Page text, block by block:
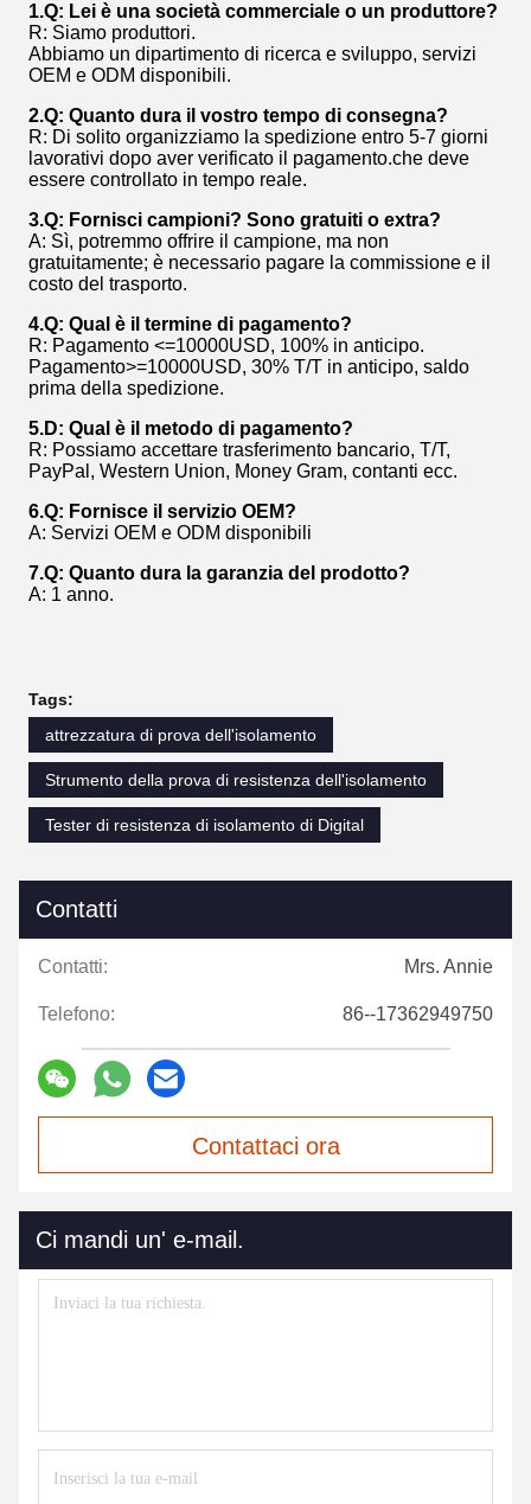
1.Q: Lei è una società commerciale o un produttore?
R: Siamo produttori.
Abbiamo un dipartimento di ricerca e sviluppo, servizi
OEM e ODM disponibili.
2.Q: Quanto dura il vostro tempo di consegna?
R: Di solito organizziamo la spedizione entro 5-7 giorni
lavorativi dopo aver verificato il pagamento.che deve
essere controllato in tempo reale.
3.Q: Fornisci campioni? Sono gratuiti o extra?
A: Sì, potremmo offrire il campione, ma non
gratuitamente; è necessario pagare la commissione e il
costo del trasporto.
4.Q: Qual è il termine di pagamento?
R: Pagamento <=10000USD, 100% in anticipo.
Pagamento>=10000USD, 30% T/T in anticipo, saldo
prima della spedizione.
5.D: Qual è il metodo di pagamento?
R: Possiamo accettare trasferimento bancario, T/T,
PayPal, Western Union, Money Gram, contanti ecc.
6.Q: Fornisce il servizio OEM?
A: Servizi OEM e ODM disponibili
7.Q: Quanto dura la garanzia del prodotto?
A: 1 anno.
Tags:
attrezzatura di prova dell'isolamento
Strumento della prova di resistenza dell'isolamento
Tester di resistenza di isolamento di Digital
Contatti
Contatti: Mrs. Annie
Telefono: 86--17362949750
Contattaci ora
Ci mandi un' e-mail.